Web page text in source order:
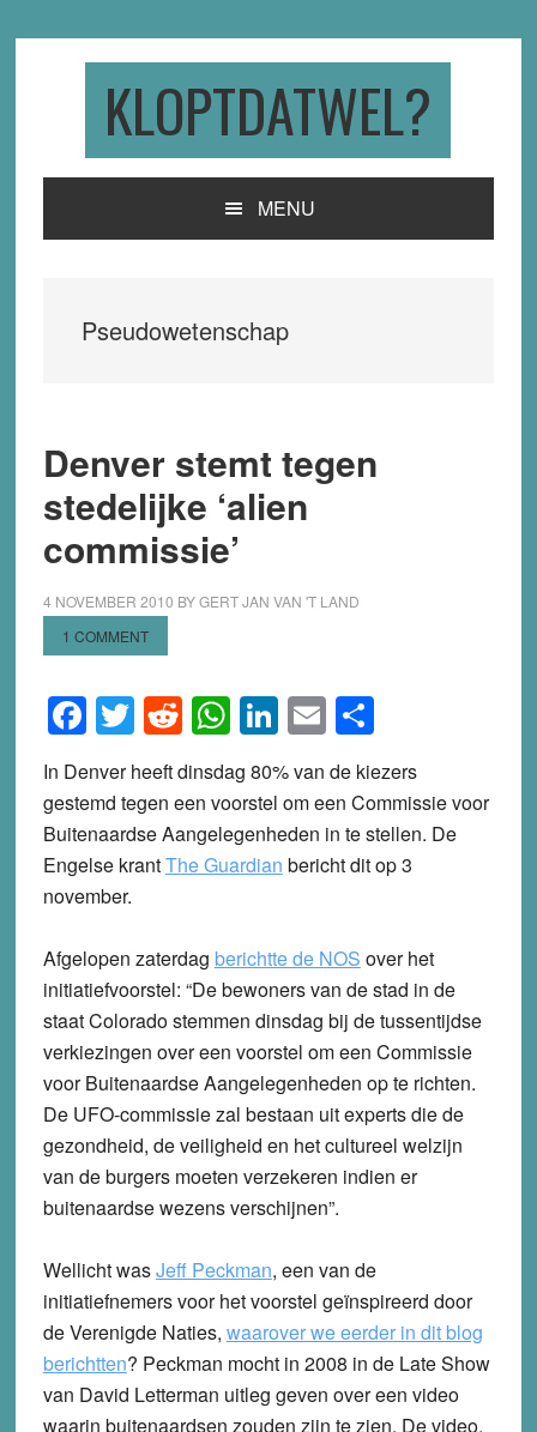
KLOPTDATWEL?
MENU
Pseudowetenschap
Denver stemt tegen
stedelijke ‘alien
commissie’
4 NOVEMBER 2010 BYGERT JAN VAN 'T LAND
1 COMMENT
Facebook
Twitter
Reddit
WhatsApp
LinkedIn
EmailShare
In Denver heeft dinsdag 80% van de kiezers
gestemd tegen een voorstel om een Commissie voor
Buitenaardse Aangelegenheden in te stellen. De
Engelse krantThe Guardian bericht dit op 3
november.
Afgelopen zaterdag berichtte de NOS over het
initiatiefvoorstel: “De bewoners van de stad in de
staat Colorado stemmen dinsdag bij de tussentijdse
verkiezingen over een voorstel om een Commissie
voor Buitenaardse Aangelegenheden op te richten.
De UFO-commissie zal bestaan uit experts die de
gezondheid, de veiligheid en het cultureel welzijn
van de burgers moeten verzekeren indien er
buitenaardse wezens verschijnen”.
Wellicht wasJeff Peckman, een van de
initiatiefnemers voor het voorstel geïnspireerd door
de Verenigde Naties, waarover we eerder in dit blog
berichtten? Peckman mocht in 2008 in de Late Show
van David Letterman uitleg geven over een video
waarin buitenaardsen zouden zijn te zien. De video,